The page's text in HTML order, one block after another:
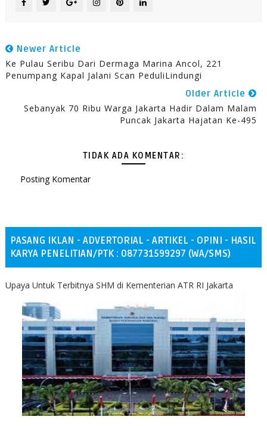
Newer Article
Ke Pulau Seribu Dari Dermaga Marina Ancol, 221
Penumpang Kapal Jalani Scan PeduliLindungi
Older Article
Sebanyak 70 Ribu Warga Jakarta Hadir Dalam Malam
Puncak Jakarta Hajatan Ke-495
TIDAK ADA KOMENTAR:
Posting Komentar
PASANG IKLAN - ADVERTORIAL - ARTIKEL - OPINI - HASIL
KARYA PENELITIAN/PTK : 087731599297 (WA/SMS)
Upaya Untuk Terbitnya SHM di Kementerian ATR RI Jakarta